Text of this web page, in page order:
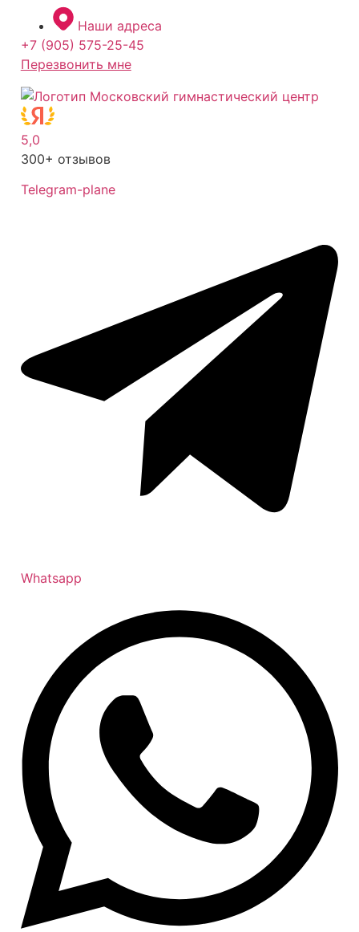
Перейти
содержимому
Наши адреса
+7 (905) 575-25-45
Перезвонить мне
5,0
300+ отзывов
Telegram-plane
Whatsapp